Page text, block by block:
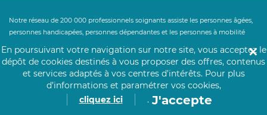
Notre réseau de 200 000 professionnels soignants assiste les personnes âgées,
personnes handicapées, personnes dépendantes et les personnes à mobilité
soignantes et auxiliaires de vie accompagnent leurs bénéficiaires partout en
France pour les gestes et actes essentiels de la vie quotidienne. Un besoin de
maintien à domicile ? Nos auxiliaires de vie proposent leurs services d'aide à la
personne : maintien du lien social, aide au lever, aide au coucher, aide
ménagère, aide à la toilette, aide à l'habillage, préparation des repas, aide à la
En poursuivant votre navigation sur notre site, vous acceptez le
dépôt de cookies destinés à vous proposer des offres, contenus
et services adaptés à vos centres d’intérêts. Pour plus
d’informations et paramétrer vos cookies,
cliquez ici
. J'accepte
✕